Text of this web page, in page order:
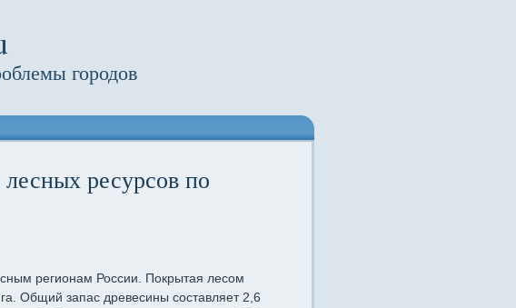
городов
ресурсов по
регионам России. Покрытая лесом
Общий запас древесины составляет 2,6